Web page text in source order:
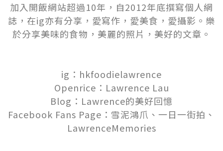
加入開飯網站超過10年，自2012年底撰寫個人網
誌，在ig亦有分享，愛寫作，愛美食，愛攝影。樂
於分享美味的食物，美麗的照片，美好的文章。
ig：hkfoodielawrence
Openrice：Lawrence Lau
Blog：Lawrence的美好回憶
Facebook Fans Page：雪泥鴻爪、一日一街拍、
LawrenceMemories